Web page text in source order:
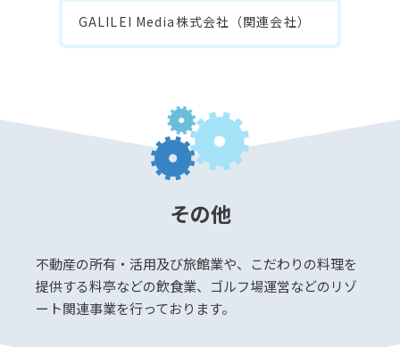
GALILEI Media株式会社（関連会社）
その他
不動産の所有・活用及び旅館業や、こだわりの料理を
提供する料亭などの飲食業、ゴルフ場運営などのリゾ
ート関連事業を行っております。